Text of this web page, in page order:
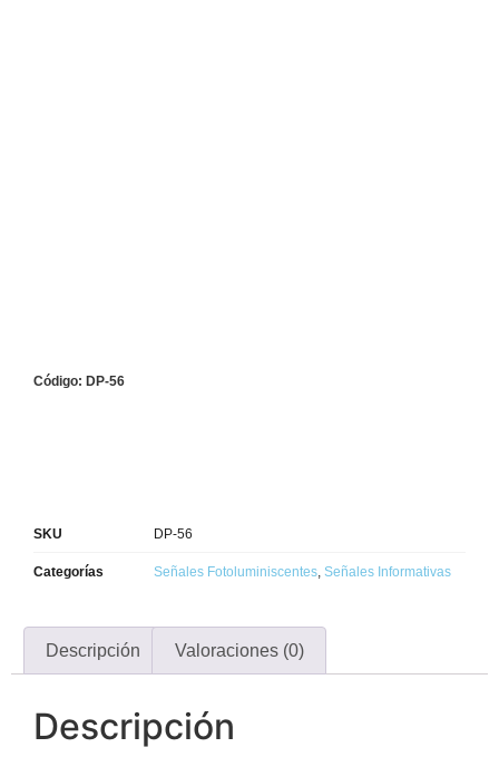
Código: DP-56
SKU DP-56
Categorías Señales Fotoluminiscentes Señales Informativas
Descripción Valoraciones (0)
Descripción